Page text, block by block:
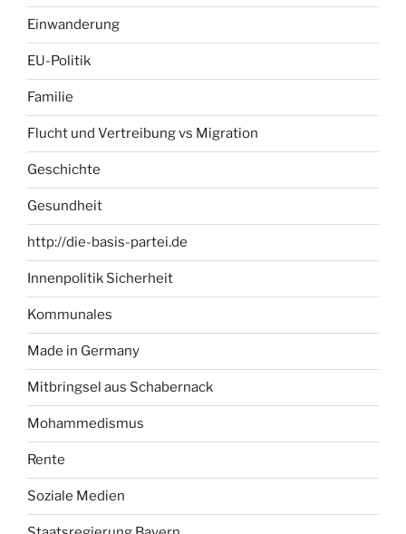
Einwanderung
EU-Politik
Familie
Flucht und Vertreibung vs Migration
Geschichte
Gesundheit
http://die-basis-partei.de
Innenpolitik Sicherheit
Kommunales
Made in Germany
Mitbringsel aus Schabernack
Mohammedismus
Rente
Soziale Medien